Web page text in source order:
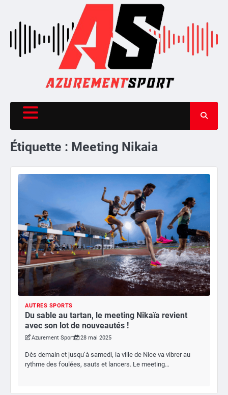
content
Étiquette : Meeting Nikaia
AUTRES SPORTS
Du sable au tartan, le meeting Nikaïa revient
avec son lot de nouveautés !
Azurement Sport 28 mai 2025
Dès demain et jusqu’à samedi, la ville de Nice va vibrer au
rythme des foulées, sauts et lancers. Le meeting…